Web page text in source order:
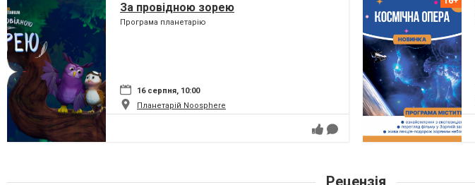
За провідною зорею
Програма планетарію
16 серпня, 10:00
Планетарій Noosphere
Рецензія